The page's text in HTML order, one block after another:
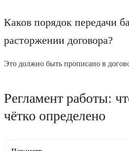
Каков порядок передачи
расторжении договора?
Это должно быть прописано в
Регламент работы:
чётко определено